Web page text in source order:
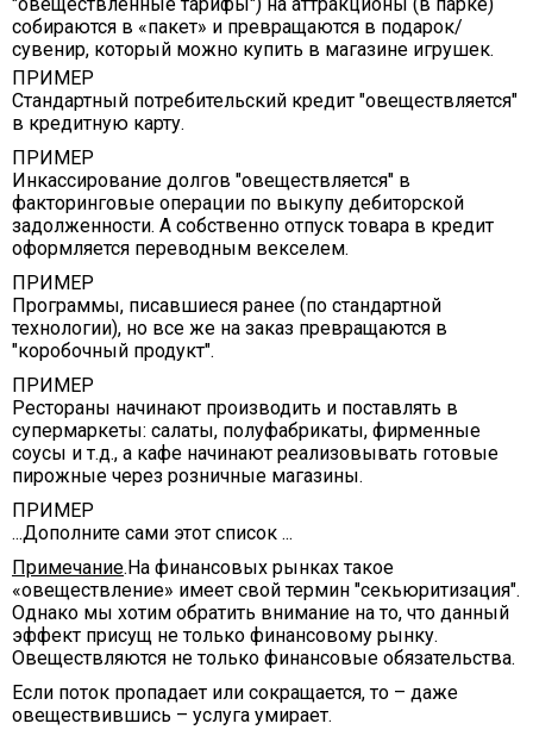
собираются в «пакет» и превращаются в подарок/
сувенир, который можно купить в магазине игрушек.
ПРИМЕР
Стандартный потребительский кредит "овеществляется"
в кредитную карту.
ПРИМЕР
Инкассирование долгов "овеществляется" в
факторинговые операции по выкупу дебиторской
задолженности. А собственно отпуск товара в кредит
оформляется переводным векселем.
ПРИМЕР
Программы, писавшиеся ранее (по стандартной
технологии), но все же на заказ превращаются в
"коробочный продукт".
ПРИМЕР
Рестораны начинают производить и поставлять в
супермаркеты: салаты, полуфабрикаты, фирменные
соусы и т.д., а кафе начинают реализовывать готовые
пирожные через розничные магазины.
ПРИМЕР
...Дополните сами этот список ...
Примечание.На финансовых рынках такое
«овеществление» имеет свой термин "секьюритизация".
Однако мы хотим обратить внимание на то, что данный
эффект присущ не только финансовому рынку.
Овеществляются не только финансовые обязательства.
Если поток пропадает или сокращается, то – даже
овеществившись – услуга умирает.